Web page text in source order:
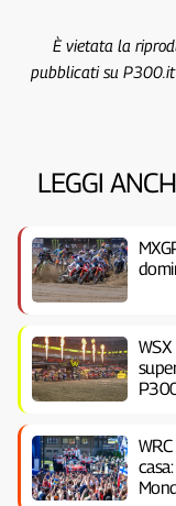
È vietata la
pubblicati su
LEGGI